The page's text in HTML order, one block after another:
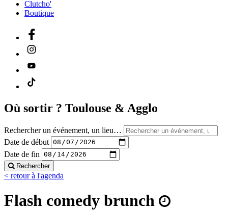
Clutcho'
Boutique
Où sortir ? Toulouse & Agglo
Rechercher un événement, un lieu…
Date de début
Date de fin
Rechercher
< retour à l'agenda
Flash comedy brunch